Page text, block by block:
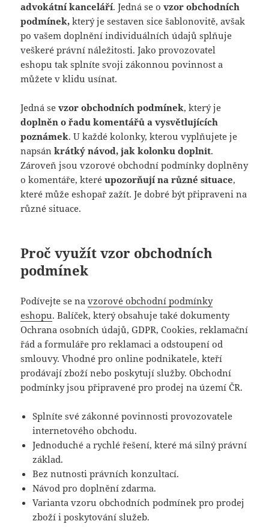
advokátní kanceláří. Jedná se ovzor obchodních
podmínek, který je sestaven sice šablonovitě, avšak
po vašem doplnění individuálních údajů splňuje
veškeré právní náležitosti. Jako provozovatel
eshopu tak splníte svoji zákonnou povinnost a
můžete v klidu usínat.
Jedná sevzor obchodních podmínek, který je
doplněn o řadu komentářů a vysvětlujících
poznámek. U každé kolonky, kterou vyplňujete je
napsánkrátký návod, jak kolonku doplnit.
Zároveň jsou vzorové obchodní podmínky doplněny
o komentáře, kteréupozorňují na různé situace,
které může eshopař zažít. Je dobré být připraveni na
různé situace.
Proč využít vzor obchodních
podmínek
Podívejte se navzorové obchodní podmínky
eshopu. Balíček, který obsahuje také dokumenty
Ochrana osobních údajů, GDPR, Cookies, reklamační
řád a formuláře pro reklamaci a odstoupení od
smlouvy. Vhodné pro online podnikatele, kteří
prodávají zboží nebo poskytují služby. Obchodní
podmínky jsou připravené pro prodej na území ČR.
Splníte své zákonné povinnosti provozovatele
internetového obchodu.
Jednoduché a rychlé řešení, které má silný právní
základ.
Bez nutnosti právních konzultací.
Návod pro doplnění zdarma.
Varianta vzoru obchodních podmínek pro prodej
zboží i poskytování služeb.